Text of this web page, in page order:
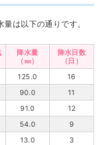
は以下の通りです。
降水量
（㎜）
降水日数
（日）
125.0
16
90.0
11
91.0
12
54.0
9
13.0
3